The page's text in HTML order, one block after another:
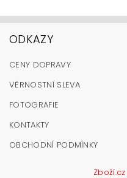
ODKAZY
CENY DOPRAVY
VĚRNOSTNÍ SLEVA
FOTOGRAFIE
KONTAKTY
OBCHODNÍ PODMÍNKY
Zboží.cz